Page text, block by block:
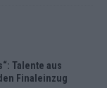
Talente aus
Finaleinzug